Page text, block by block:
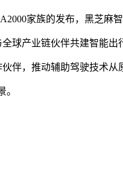
A2000家族的发布，黑芝麻
球产业链伙伴共建智能出
伙伴，推动辅助驾驶技术从
。